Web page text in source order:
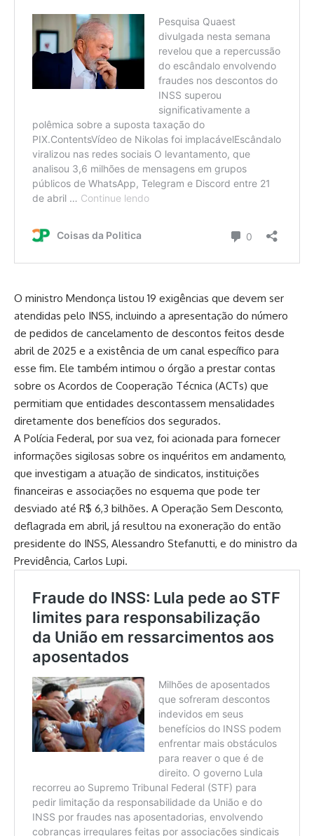
O ministro Mendonça listou 19 exigências que devem ser
atendidas pelo INSS, incluindo a apresentação do número
de pedidos de cancelamento de descontos feitos desde
abril de 2025 e a existência de um canal específico para
esse fim. Ele também intimou o órgão a prestar contas
sobre os Acordos de Cooperação Técnica (ACTs) que
permitiam que entidades descontassem mensalidades
diretamente dos benefícios dos segurados.
A Polícia Federal, por sua vez, foi acionada para fornecer
informações sigilosas sobre os inquéritos em andamento,
que investigam a atuação de sindicatos, instituições
financeiras e associações no esquema que pode ter
desviado até R$ 6,3 bilhões. A Operação Sem Desconto,
deflagrada em abril, já resultou na exoneração do então
presidente do INSS, Alessandro Stefanutti, e do ministro da
Previdência, Carlos Lupi.